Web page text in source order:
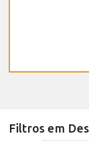
Filtros em